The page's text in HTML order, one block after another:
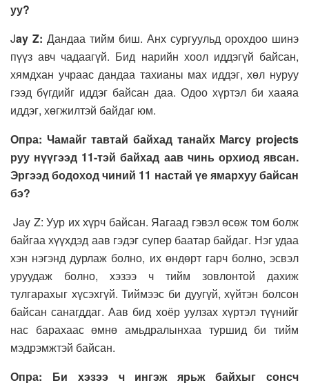
уу?
Jay Z: Дандаа тийм биш. Анх сургуульд орохдоо шинэ
пүүз авч чадаагүй. Бид нарийн хоол иддэгүй байсан,
хямдхан учраас дандаа тахианы мах иддэг, хөл нуруу
гээд бүгдийг иддэг байсан даа. Одоо хүртэл би хааяа
иддэг, хөгжилтэй байдаг юм.
Опра: Чамайг тавтай байхад танайх Маrcy projects
руу нүүгээд 11-тэй байхад аав чинь орхиод явсан.
Эргээд бодоход чиний 11 настай үе ямархуу байсан
бэ?
Jay Z: Уур их хүрч байсан. Яагаад гэвэл өсөж том болж
байгаа хүүхдэд аав гэдэг супер баатар байдаг. Нэг удаа
хэн нэгэнд дурлаж болно, их өндөрт гарч болно, эсвэл
уруудаж болно, хэзээ ч тийм зовлонтой дахиж
тулгарахыг хүсэхгүй. Тиймээс би дуугүй, хүйтэн болсон
байсан санагддаг. Аав бид хоёр уулзах хүртэл түүнийг
нас барахаас өмнө амьдралынхаа туршид би тийм
мэдрэмжтэй байсан.
Опра: Би хэзээ ч ингэж ярьж байхыг сонсч